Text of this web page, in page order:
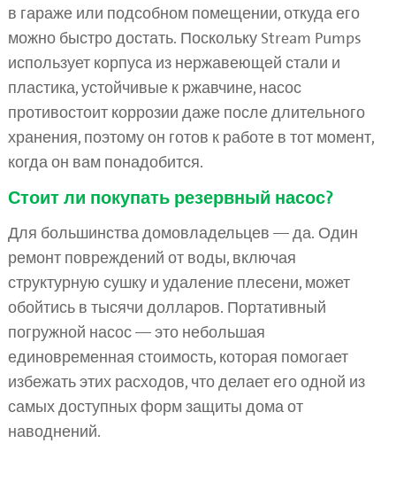
в гараже или подсобном помещении, откуда его
можно быстро достать. Поскольку Stream Pumps
использует корпуса из нержавеющей стали и
пластика, устойчивые к ржавчине, насос
противостоит коррозии даже после длительного
хранения, поэтому он готов к работе в тот момент,
когда он вам понадобится.
Стоит ли покупать резервный насос?
Для большинства домовладельцев — да. Один
ремонт повреждений от воды, включая
структурную сушку и удаление плесени, может
обойтись в тысячи долларов. Портативный
погружной насос — это небольшая
единовременная стоимость, которая помогает
избежать этих расходов, что делает его одной из
самых доступных форм защиты дома от
наводнений.